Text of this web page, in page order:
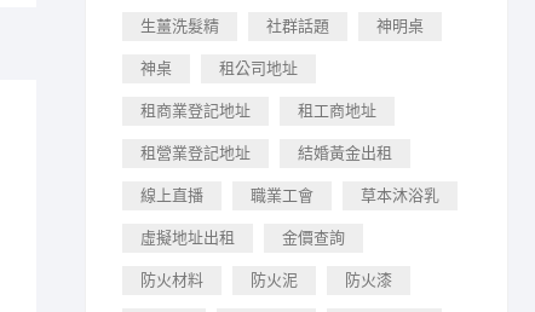
生薑洗髮精 社群話題 神明桌
神桌 租公司地址
租商業登記地址 租工商地址
租營業登記地址 結婚黃金出租
線上直播 職業工會 草本沐浴乳
虛擬地址出租 金價查詢
防火材料 防火泥 防火漆